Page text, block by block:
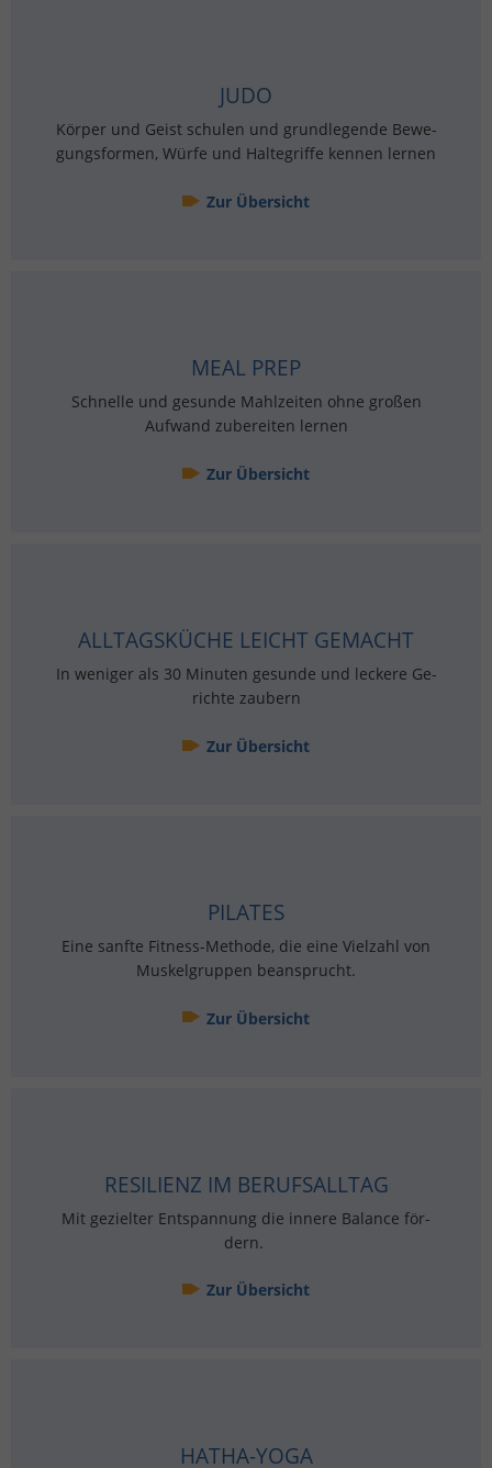
JUDO
Kör­per und Geist schu­len und grund­le­gen­de Be­we­
gungs­for­men, Würfe und Hal­te­grif­fe ken­nen ler­nen
Zur Über­sicht
MEAL PREP
Schnel­le und ge­sun­de Mahl­zei­ten ohne gro­ßen
Auf­wand zu­be­rei­ten ler­nen
Zur Über­sicht
ALL­TAGS­KÜ­CHE LEICHT GE­MACHT
In we­ni­ger als 30 Mi­nu­ten ge­sun­de und le­cke­re Ge­
rich­te zau­bern
Zur Über­sicht
PI­LA­TES
Eine sanf­te Fit­ness-Me­tho­de, die eine Viel­zahl von
Mus­kel­grup­pen be­an­sprucht.
Zur Über­sicht
RESI­LI­ENZ IM BE­RUFS­ALL­TAG
Mit ge­ziel­ter Ent­span­nung die in­ne­re Ba­lan­ce för­
dern.
Zur Über­sicht
HATHA-YOGA